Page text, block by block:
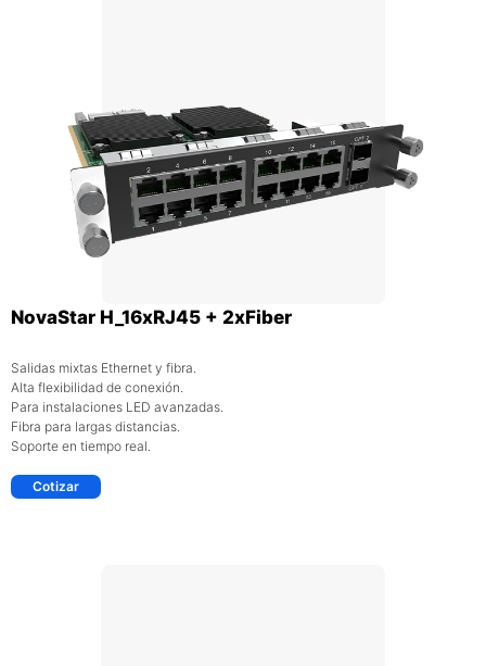
NovaStar H_16xRJ45 + 2xFiber
Salidas mixtas Ethernet y fibra.
Alta flexibilidad de conexión.
Para instalaciones LED avanzadas.
Fibra para largas distancias.
Soporte en tiempo real.
Cotizar